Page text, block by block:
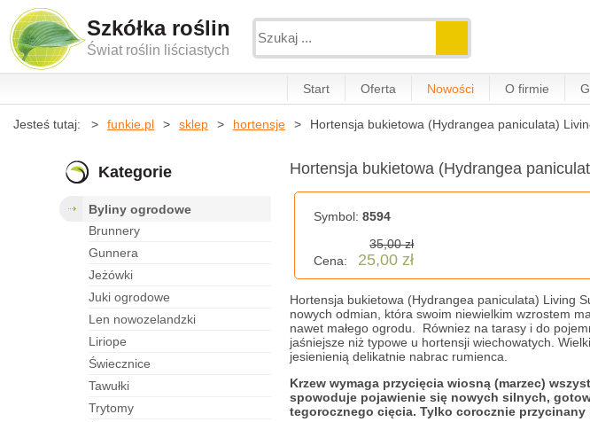
Szkółka roślin
Świat roślin liściastych
Start Oferta Nowości O firmie
Jesteś tutaj: funkie.pl sklep hortensje Hortensja bukietowa (Hydrangea paniculata)
Kategorie
byliny ogrodowe
brunnery
gunnera
jeżówki
juki ogrodowe
len nowozelandzki
liriope
świecznice
tawułki
trytomy
Hortensja bukietowa (Hydrangea
Symbol:8594
35,00 zł
Cena:
25,00 zł
Hortensja bukietowa (Hydrangea paniculata) Living
nowych odmian, która swoim niewielkim wzrostem
nawet małego ogrodu. Równiez na tarasy i do
jaśniejsze niż typowe u hortensji wiechowatych.
jesienienią delikatnie nabrac rumienca.
Krzew wymaga przycięcia wiosną (marzec)
spowoduje pojawienie się nowych silnych,
tegorocznego cięcia. Tylko corocznie